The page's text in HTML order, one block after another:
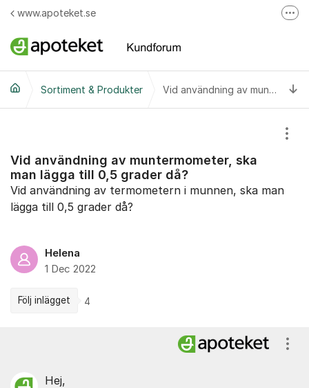
Hoppa till innehåll
www.apoteket.se
Ring till Apotekets kundservice
Sortiment & Produkter Vid användning av muntermometer, ska man lägga till 0,5 grader då?
Vid användning av muntermometer, ska
man lägga till 0,5 grader då?
Vid användning av termometern i munnen, ska man
lägga till 0,5 grader då?
Helena
1 Dec 2022
Följ inlägget 4
Hej,